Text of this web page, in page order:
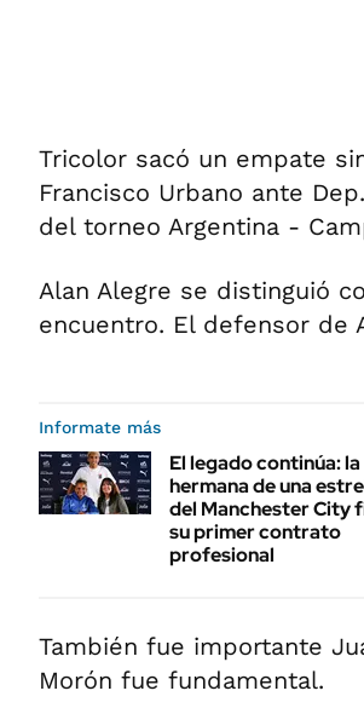
Tricolor sacó un empate
Francisco Urbano ante
del torneo Argentina -
Alan Alegre se distinguió
encuentro. El defensor de
Informate más
El legado continúa: la
hermana de una
del Manchester City
su primer contrato
profesional
También fue importante
Morón fue fundamental.